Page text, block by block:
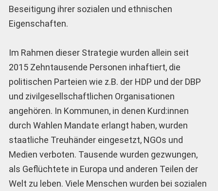
Beseitigung ihrer sozialen und ethnischen
Eigenschaften.
Im Rahmen dieser Strategie wurden allein seit
2015 Zehntausende Personen inhaftiert, die
politischen Parteien wie z.B. der HDP und der DBP
und zivilgesellschaftlichen Organisationen
angehören. In Kommunen, in denen Kurd:innen
durch Wahlen Mandate erlangt haben, wurden
staatliche Treuhänder eingesetzt, NGOs und
Medien verboten. Tausende wurden gezwungen,
als Geflüchtete in Europa und anderen Teilen der
Welt zu leben. Viele Menschen wurden bei sozialen